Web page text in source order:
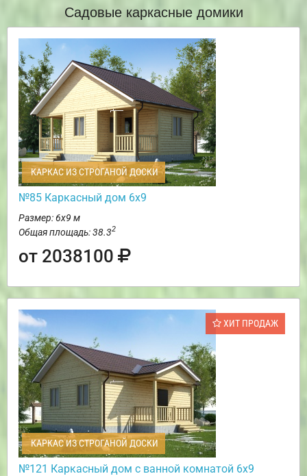
Садовые каркасные домики
КАРКАС ИЗ СТРОГАНОЙ ДОСКИ
№85 Каркасный дом 6х9
Размер: 6х9 м
Общая площадь: 38.32
от 2038100
ХИТ ПРОДАЖ
КАРКАС ИЗ СТРОГАНОЙ ДОСКИ
№121 Каркасный дом с ванной комнатой 6х9